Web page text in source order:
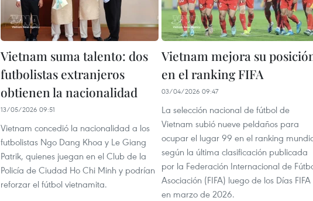
Vietnam suma talento: dos
futbolistas extranjeros
obtienen la nacionalidad
13/05/2026 09:51
Vietnam concedió la nacionalidad a los
futbolistas Ngo Dang Khoa y Le Giang
Patrik, quienes juegan en el Club de la
Policía de Ciudad Ho Chi Minh y podrían
reforzar el fútbol vietnamita.
Vietnam mejora su
en el ranking FIFA
03/04/2026 09:47
La selección nacional de fútbol de
Vietnam subió nueve peldaños para
ocupar el lugar 99 en el ranking
según la última clasificación publicada
por la Federación Internacional de
Asociación (FIFA) luego de los Días FIFA
en marzo de 2026.